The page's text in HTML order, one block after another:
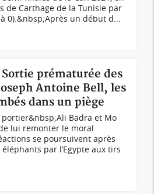
de Carthage de la Tunisie par
0).&nbsp;Après un début d...
Sortie prématurée des
Antoine Bell, les
dans un piège
Badra et Mo
lui remonter le moral
se poursuivent après
par l’Egypte aux tirs